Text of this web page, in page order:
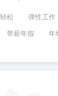
松 弹性工作
带薪年假 年